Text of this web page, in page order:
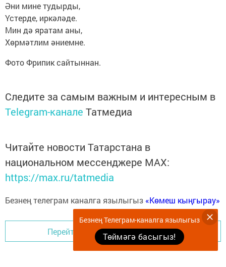
Әни мине тудырды,
Үстерде, иркәләде.
Мин дә яратам аны,
Хөрмәтлим әниемне.
Фото Фрипик сайтыннан.
Следите за самым важным и интересным в
Telegram-канале Татмедиа
Читайте новости Татарстана в
национальном мессенджере MАХ:
https://max.ru/tatmedia
Безнең телеграм каналга язылыгыз «Көмеш кыңгырау»
Перейти на страницу новости
Безнең Телеграм-каналга язылыгыз
Төймәгә басыгыз!